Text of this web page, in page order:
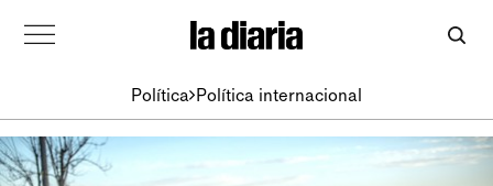
Política Política internacional